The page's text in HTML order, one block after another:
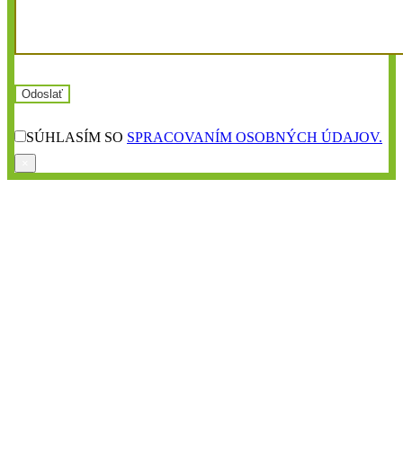
SÚHLASÍM SO SPRACOVANÍM OSOBNÝCH ÚDAJOV.